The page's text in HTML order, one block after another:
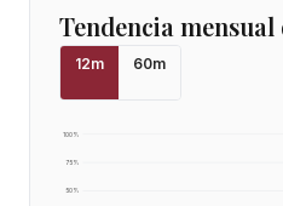
Tendencia
12m 60m
50%
75%
100%